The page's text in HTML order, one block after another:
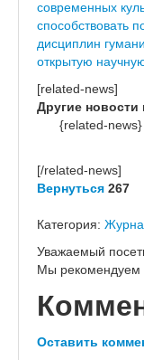
современных
способствовать
дисциплин
открытую
[related-news]
Другие новости
{related-news}
[/related-news]
Вернуться 267
Категория:
Уважаемый
Мы рекомендуем
Оставить